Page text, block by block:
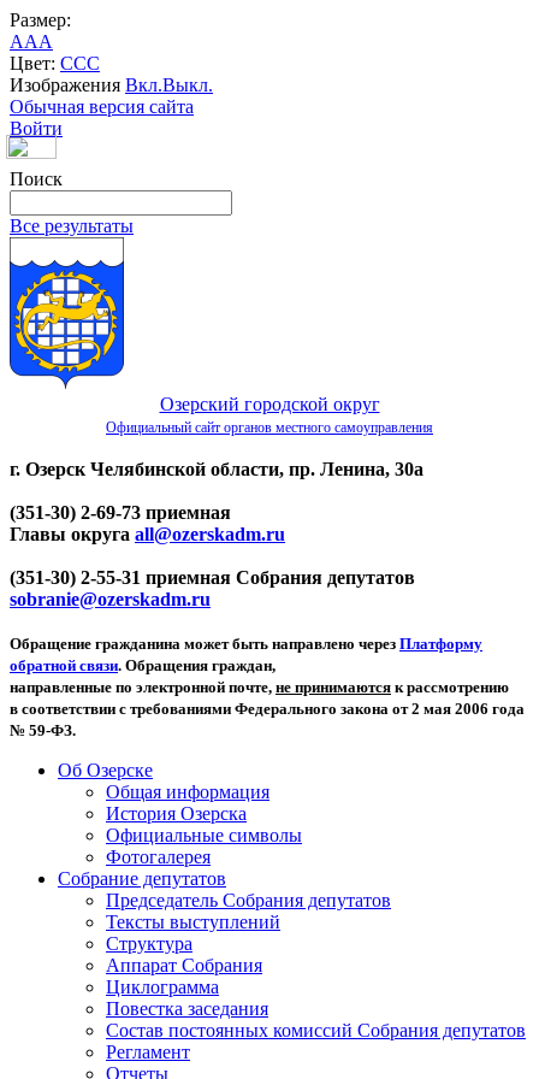
Размер:
AAA
Цвет: CCC
Изображения Вкл.Выкл.
Обычная версия сайта
Войти
Поиск
Все результаты
Озерский городской округ
Официальный сайт органов местного самоуправления
г. Озерск Челябинской области, пр. Ленина, 30а
(351-30) 2-69-73 приемная
Главы округа all@ozerskadm.ru
(351-30) 2-55-31 приемная Собрания депутатов
sobranie@ozerskadm.ru
Обращение гражданина может быть направлено через Платформу
обратной связи. Обращения граждан,
направленные по электронной почте, не принимаются к рассмотрению
в соответствии с требованиями Федерального закона от 2 мая 2006 года
№ 59-ФЗ.
Об Озерске
Общая информация
История Озерска
Официальные символы
Фотогалерея
Собрание депутатов
Председатель Собрания депутатов
Тексты выступлений
Структура
Аппарат Собрания
Циклограмма
Повестка заседания
Состав постоянных комиссий Собрания депутатов
Регламент
Отчеты